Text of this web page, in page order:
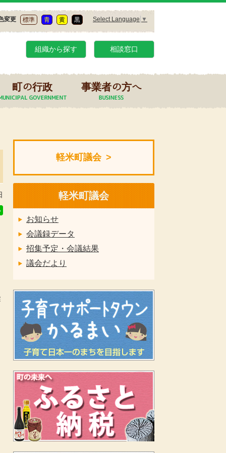
変更 標準 青 黄 黒 Select Language ▼
組織から探す 相談窓口
町の行政 事業者の方へ
軽米町議会
軽米町議会
お知らせ
会議録データ
招集予定・会議結果
議会だより